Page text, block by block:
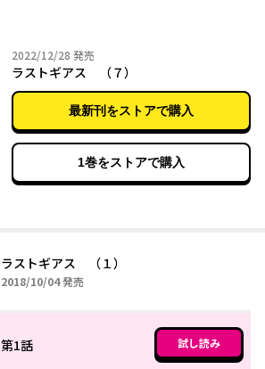
2022/12/28 2022年12月28日
発売
ラストギアス （７）
最新刊をストアで購入
1巻をストアで購入
ラストギアス （１）
2018/10/042018年10月04日
発売
第1話 試し読み